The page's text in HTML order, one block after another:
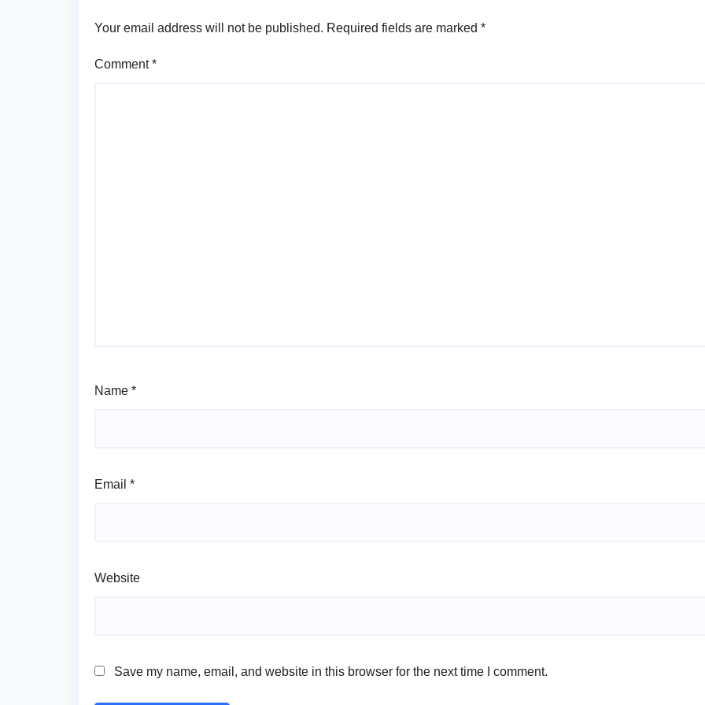
Your email address will not be published. Required fields are marked *
Comment*
Name *
Email *
Website
Save my name, email, and website in this browser for the next time I comment.